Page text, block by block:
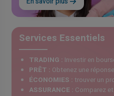
Services Essentiels
TRADING : Investir en
PRÊT : Obtenez une
ÉCONOMIES : trouver un
ASSURANCE : Comparez